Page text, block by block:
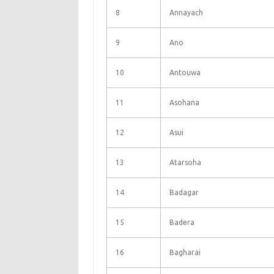
8 Annayach
9 Ano
10 Antouwa
11 Asohana
12 Asui
13 Atarsoha
14 Badagar
15 Badera
16 Bagharai